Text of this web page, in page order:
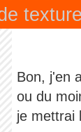
Bon, j'en
ou du
je mettrai